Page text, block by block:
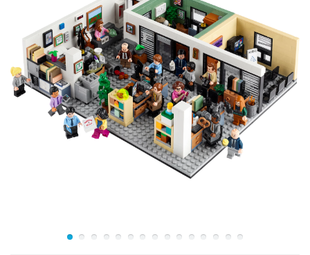
сторонами света (своеобразный компас,
фиксирующийся на поверхности глобуса).
Вращайте в поиске новых мест для отпуска. Глобус,
зафиксированный на подставке, вращается, позволяя
максимально пристально рассмотреть каждый
миллиметр земного шара.
Прячьте сокровища. Конструкция пустотелая, а значит,
внутри сферы вы сможете хранить мелкие предметы,
драгоценности, деньги.
Удивляйтесь размерам. Конструктор в собранном виде
обладает следующими габаритами: 30х40х26 см.
и близких вам людей дизайнерской новинкой от